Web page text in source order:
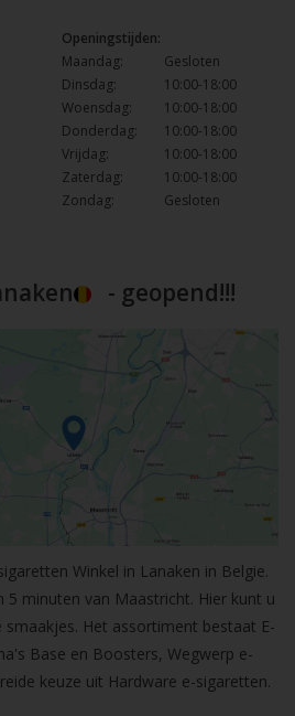
Openingstijden:
Maandag:
Gesloten
Dinsdag:
10:00-18:00
Woensdag:
10:00-18:00
Donderdag:
10:00-18:00
Vrijdag:
10:00-18:00
Zaterdag:
10:00-18:00
Zondag:
Gesloten
- geopend!!!
Winkel in Lanaken in Belgie.
5 minuten van Maastricht. Hier kunt u
Het assortiment bestaat E-
Base en Boosters, Wegwerp e-
keuze uit Hardware e-sigaretten.